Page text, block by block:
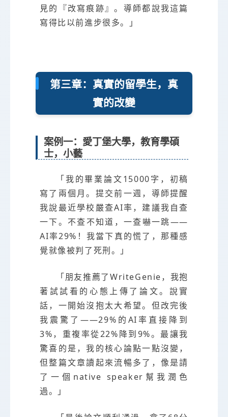
見的『改寫痕跡』。導師都說我這篇
寫得比以前進步很多。」
第三章：真實的留學生，真
實的改變
案例一：愛丁堡大學，教育學碩
士，小藝
「我的畢業論文15000字，初稿
寫了兩個月。提交前一週，導師提醒
我說最近學校嚴查AI率，建議我自查
一下。不查不知道，一查嚇一跳——
AI率29%！我當下真的慌了，那種感
覺就像被判了死刑。」
「朋友推薦了WriteGenie，我抱
著試試看的心態上傳了論文。說實
話，一開始沒抱太大希望。但改完後
我震驚了——29%的AI率直接降到
3%，重複率從22%降到9%。最讓我
驚喜的是，我的核心論點一點沒變，
但整篇文章讀起來流暢多了，像是請
了一個native speaker幫我潤色
過。」